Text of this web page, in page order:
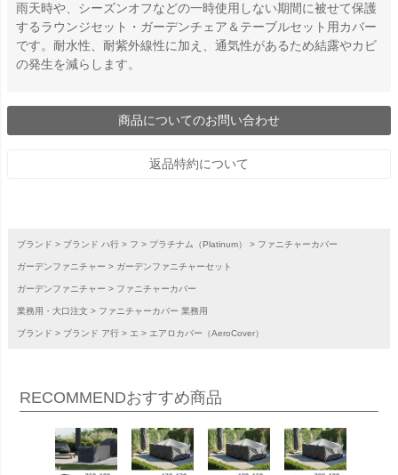
雨天時や、シーズンオフなどの一時使用しない期間に被せて保護
するラウンジセット・ガーデンチェア＆テーブルセット用カバー
です。耐水性、耐紫外線性に加え、通気性があるため結露やカビ
の発生を減らします。
商品についてのお問い合わせ
返品特約について
ブランド ブランド ハ行 フ プラチナム（Platinum） ファニチャーカバー
ガーデンファニチャー ガーデンファニチャーセット
ガーデンファニチャー ファニチャーカバー
業務用・大口注文 ファニチャーカバー 業務用
ブランド ブランド ア行 エ エアロカバー（AeroCover）
RECOMMENDおすすめ商品